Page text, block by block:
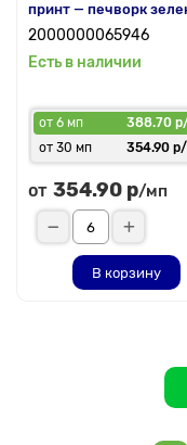
принт — печворк
2000000065946
Есть в наличии
от 6 мп
388.70
от 30 мп
354.90
от 354.90 р/мп
В корзину